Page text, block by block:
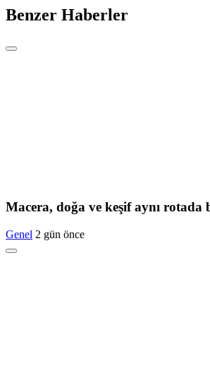
Benzer Haberler
Macera, doğa ve keşif aynı rotada
Genel 2 gün önce